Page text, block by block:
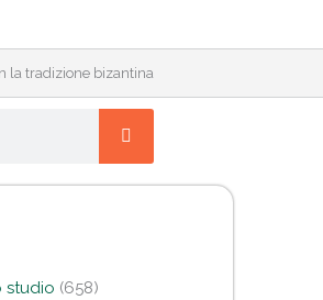
la tradizione bizantina
studio (658)